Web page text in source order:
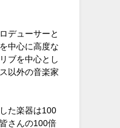
デューサーと
中心に高度な
ブを中心とし
以外の音楽家
た楽器は100
さんの100倍